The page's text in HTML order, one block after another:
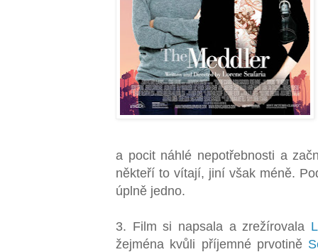
a pocit náhlé nepotřebnosti a
někteří to vítají, jiní však méně.
úplně jedno.
3. Film si napsala a zrežírovala
žejména kvůli příjemné prvotině